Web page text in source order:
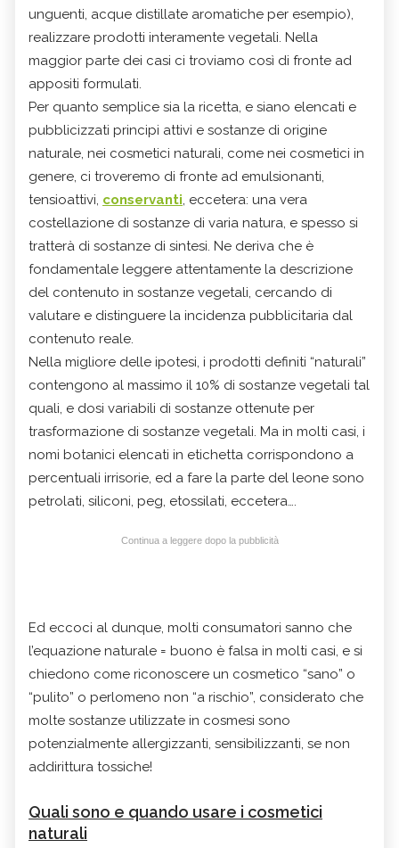
unguenti, acque distillate aromatiche per esempio),
realizzare prodotti interamente vegetali. Nella
maggior parte dei casi ci troviamo così di fronte ad
appositi formulati.
Per quanto semplice sia la ricetta, e siano elencati e
pubblicizzati principi attivi e sostanze di origine
naturale, nei cosmetici naturali, come nei cosmetici in
genere, ci troveremo di fronte ad emulsionanti,
tensioattivi, conservanti, eccetera: una vera
costellazione di sostanze di varia natura, e spesso si
tratterà di sostanze di sintesi. Ne deriva che è
fondamentale leggere attentamente la descrizione
del contenuto in sostanze vegetali, cercando di
valutare e distinguere la incidenza pubblicitaria dal
contenuto reale.
Nella migliore delle ipotesi, i prodotti definiti “naturali”
contengono al massimo il 10% di sostanze vegetali tal
quali, e dosi variabili di sostanze ottenute per
trasformazione di sostanze vegetali. Ma in molti casi, i
nomi botanici elencati in etichetta corrispondono a
percentuali irrisorie, ed a fare la parte del leone sono
petrolati, siliconi, peg, etossilati, eccetera….
Continua a leggere dopo la pubblicità
Ed eccoci al dunque, molti consumatori sanno che
l’equazione naturale = buono è falsa in molti casi, e si
chiedono come riconoscere un cosmetico “sano” o
“pulito” o perlomeno non “a rischio”, considerato che
molte sostanze utilizzate in cosmesi sono
potenzialmente allergizzanti, sensibilizzanti, se non
addirittura tossiche!
Quali sono e quando usare i cosmetici
naturali